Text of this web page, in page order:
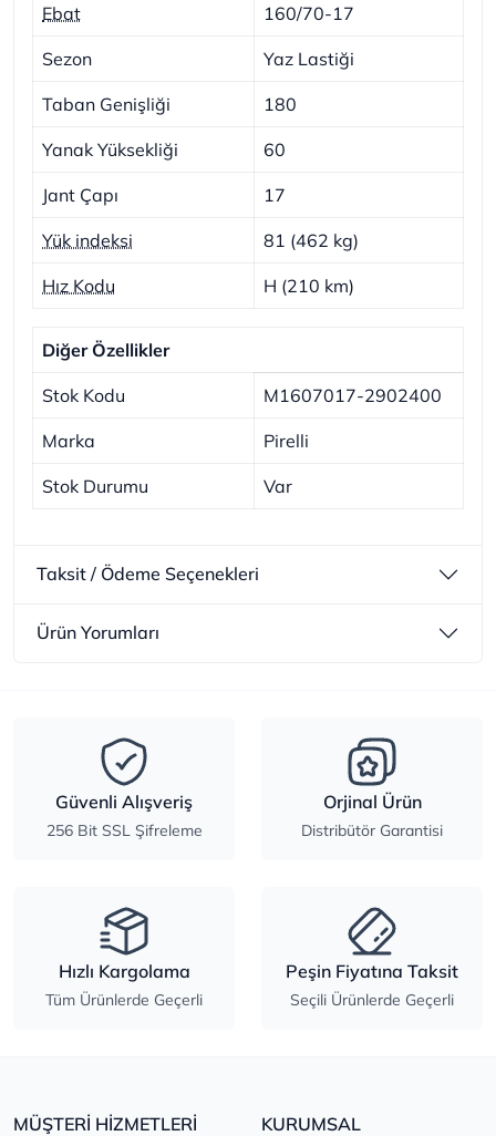
Ebat 160/70-17
Sezon Yaz Lastiği
Taban Genişliği 180
Yanak Yüksekliği 60
Jant Çapı 17
Yük indeksi 81 (462 kg)
Hız Kodu H (210 km)
Diğer Özellikler
Stok Kodu M1607017-2902400
Marka Pirelli
Stok Durumu Var
Taksit / Ödeme Seçenekleri
Ürün Yorumları
Güvenli Alışveriş
256 Bit SSL Şifreleme
Orjinal Ürün
Distribütör Garantisi
Hızlı Kargolama
Tüm Ürünlerde Geçerli
Peşin Fiyatına Taksit
Seçili Ürünlerde Geçerli
MÜŞTERİ HİZMETLERİ KURUMSAL